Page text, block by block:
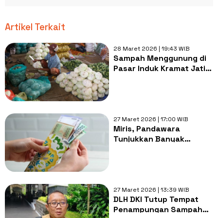
Artikel Terkait
28 Maret 2026 | 19:43 WIB
Sampah Menggunung di
Pasar Induk Kramat Jati
27 Maret 2026 | 17:00 WIB
Miris, Pandawara
Tunjukkan Banyak
27 Maret 2026 | 13:39 WIB
DLH DKI Tutup Tempat
Penampungan Sampah